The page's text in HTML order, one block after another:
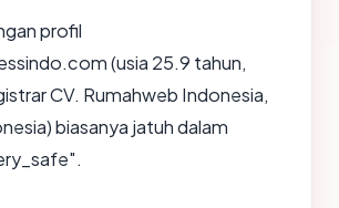
profil
(usia 25.9 tahun,
CV. Rumahweb Indonesia,
biasanya jatuh dalam